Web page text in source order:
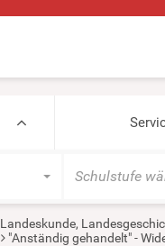
Schulstufe
Landeskunde,
"Anständig gehandelt" -